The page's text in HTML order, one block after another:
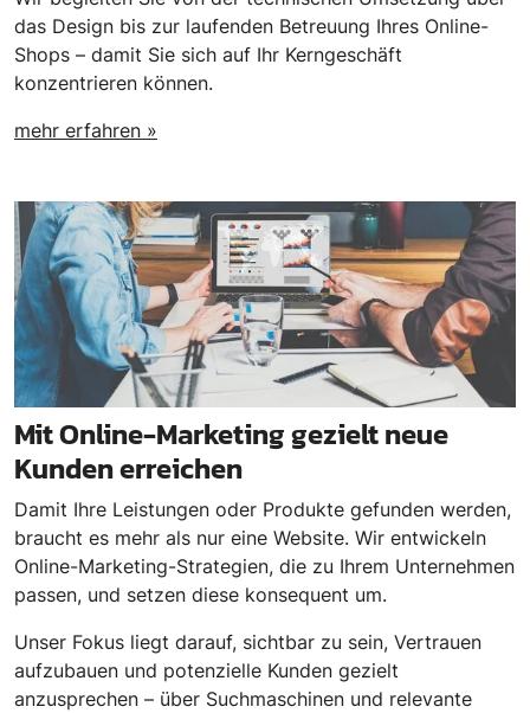
das Design bis zur laufenden Betreuung Ihres Online-
Shops – damit Sie sich auf Ihr Kerngeschäft
konzentrieren können.
mehr erfahren »
Mit Online-Marketing gezielt neue
Kunden erreichen
Damit Ihre Leistungen oder Produkte gefunden werden,
braucht es mehr als nur eine Website. Wir entwickeln
Online-Marketing-Strategien, die zu Ihrem Unternehmen
passen, und setzen diese konsequent um.
Unser Fokus liegt darauf, sichtbar zu sein, Vertrauen
aufzubauen und potenzielle Kunden gezielt
anzusprechen – über Suchmaschinen und relevante